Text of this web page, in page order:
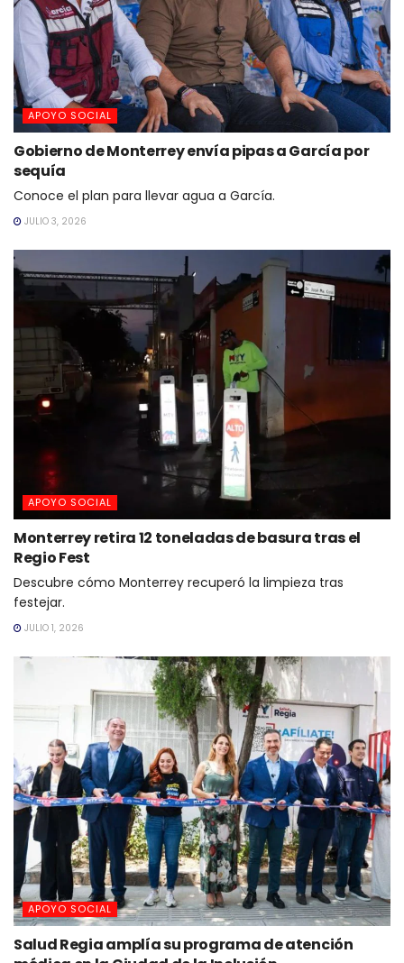
APOYO SOCIAL
Gobierno de Monterrey envía pipas a García por
sequía
Conoce el plan para llevar agua a García.
JULIO 3, 2026
APOYO SOCIAL
Monterrey retira 12 toneladas de basura tras el
Regio Fest
Descubre cómo Monterrey recuperó la limpieza tras
festejar.
JULIO 1, 2026
APOYO SOCIAL
Salud Regia amplía su programa de atención